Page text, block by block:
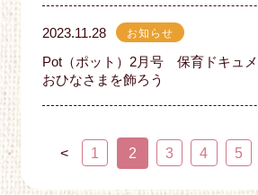
2023.11.28 お知らせ
Pot（ポット）2月号 保育ドキュ
おひなさまを飾ろう
< 1 2 3 4 5